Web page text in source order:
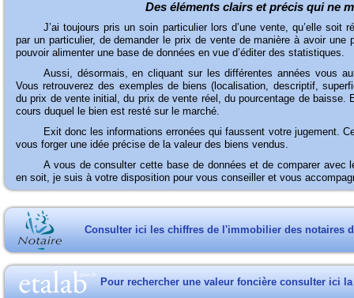
Des éléments clairs et précis qui ne
J’ai toujours pris un soin particulier lors d’une vente, qu’elle soit
par un particulier, de demander le prix de vente de manière à avoir une
pouvoir alimenter une base de données en vue d’éditer des statistiques.
Aussi, désormais, en cliquant sur les différentes années vous
Vous retrouverez des exemples de biens (localisation, descriptif,
du prix de vente initial, du prix de vente réel, du pourcentage de baisse.
cours duquel le bien est resté sur le marché.
Exit donc les informations erronées qui faussent votre jugement.
vous forger une idée précise de la valeur des biens vendus.
Avous de consulter cette base de données et de comparer avec
en soit, je suis à votre disposition pour vous conseiller et vous
Consulter ici les chiffres de l'immobilier des notaires
Pour rechercher une valeur foncière consulter ici